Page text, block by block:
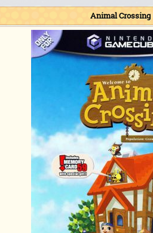
Animal Crossing